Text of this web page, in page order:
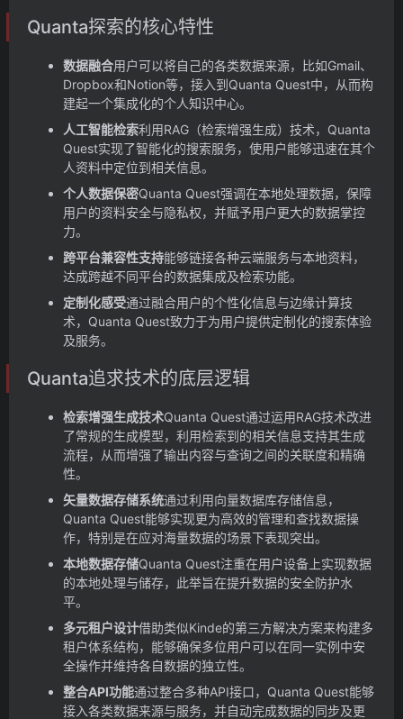
Quanta探索的核心特性
数据融合用户可以将自己的各类数据来源，比如Gmail、
Dropbox和Notion等，接入到Quanta Quest中，从而构
建起一个集成化的个人知识中心。
人工智能检索利用RAG（检索增强生成）技术，Quanta
Quest实现了智能化的搜索服务，使用户能够迅速在其个
人资料中定位到相关信息。
个人数据保密Quanta Quest强调在本地处理数据，保障
用户的资料安全与隐私权，并赋予用户更大的数据掌控
力。
跨平台兼容性支持能够链接各种云端服务与本地资料，
达成跨越不同平台的数据集成及检索功能。
定制化感受通过融合用户的个性化信息与边缘计算技
术，Quanta Quest致力于为用户提供定制化的搜索体验
及服务。
Quanta追求技术的底层逻辑
检索增强生成技术Quanta Quest通过运用RAG技术改进
了常规的生成模型，利用检索到的相关信息支持其生成
流程，从而增强了输出内容与查询之间的关联度和精确
性。
矢量数据存储系统通过利用向量数据库存储信息，
Quanta Quest能够实现更为高效的管理和查找数据操
作，特别是在应对海量数据的场景下表现突出。
本地数据存储Quanta Quest注重在用户设备上实现数据
的本地处理与储存，此举旨在提升数据的安全防护水
平。
多元租户设计借助类似Kinde的第三方解决方案来构建多
租户体系结构，能够确保多位用户可以在同一实例中安
全操作并维持各自数据的独立性。
整合API功能通过整合多种API接口，Quanta Quest能够
接入各类数据来源与服务，并自动完成数据的同步及更